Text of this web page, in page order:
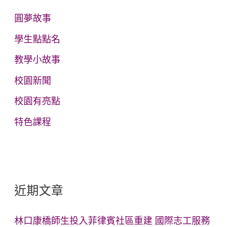
:
圓夢故事
學生點點名
教學小故事
校園新聞
校園有亮點
特色課程
近期文章
林口康橋師生投入菲律賓社區重建 國際志工服務